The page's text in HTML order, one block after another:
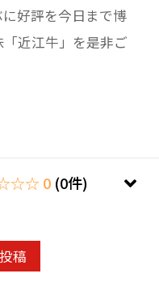
好評を今日まで博
近江牛」を是非ご
0 (0件)
稿